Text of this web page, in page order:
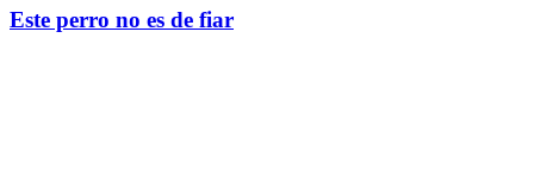
Este perro no es de fiar